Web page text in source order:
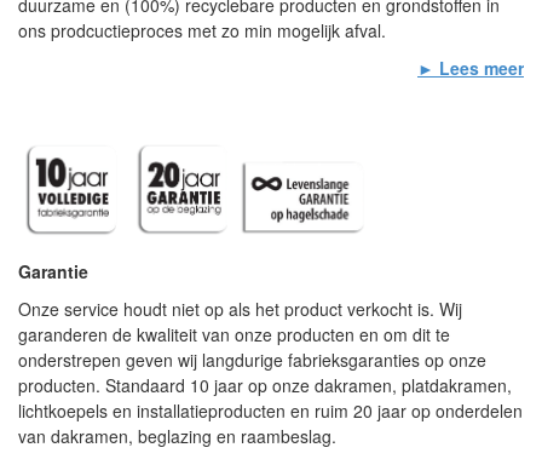
ons prodcuctieproces met zo min mogelijk afval.
► Lees meer
Garantie
Onze service houdt niet op als het product verkocht is. Wij
garanderen de kwaliteit van onze producten en om dit te
onderstrepen geven wij langdurige fabrieksgaranties op onze
producten. Standaard 10 jaar op onze dakramen, platdakramen,
lichtkoepels en installatieproducten en ruim 20 jaar op onderdelen
van dakramen, beglazing en raambeslag.